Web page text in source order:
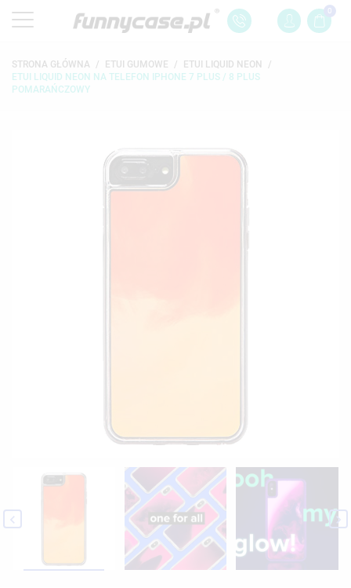
0
STRONA GŁÓWNA ETUI GUMOWE
ETUI LIQUID NEON
ETUI LIQUID NEON NA TELEFON IPHONE 7 PLUS / 8 PLUS
POMARAŃCZOWY
 